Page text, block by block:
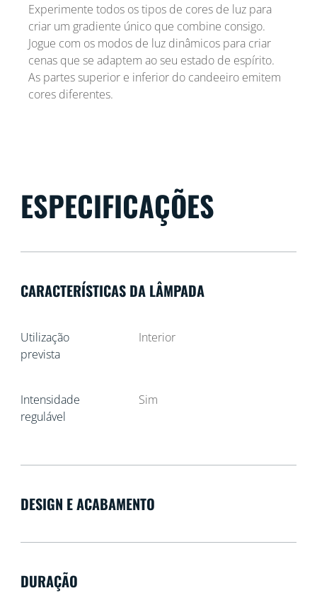
Experimente todos os tipos de cores de luz para
criar um gradiente único que combine consigo.
Jogue com os modos de luz dinâmicos para criar
cenas que se adaptem ao seu estado de espírito.
As partes superior e inferior do candeeiro emitem
cores diferentes.
ESPECIFICAÇÕES
CARACTERÍSTICAS DA LÂMPADA
Utilização
prevista
Interior
Intensidade
regulável
Sim
DESIGN E ACABAMENTO
DURAÇÃO